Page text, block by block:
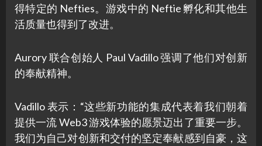
得特定的 Nefties。游戏中的 Neftie 孵化和其他生
活质量也得到了改进。
Aurory 联合创始人 Paul Vadillo 强调了他们对创新
的奉献精神。
Vadillo 表示：“这些新功能的集成代表着我们朝着
提供一流 Web3 游戏体验的愿景迈出了重要一步。
我们为自己对创新和交付的坚定奉献感到自豪，这